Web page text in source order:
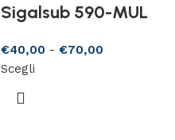
Sigalsub 590-MUL
€40,00 - €70,00
Scegli